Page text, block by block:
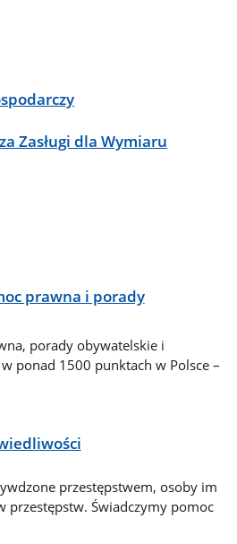
Zasługi dla Wymiaru
prawna i porady
porady obywatelskie i
ponad 1500 punktach w Polsce –
przestępstwem, osoby im
przestępstw. Świadczymy pomoc